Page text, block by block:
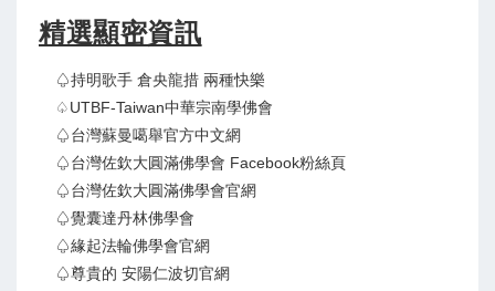
精選顯密資訊
♤持明歌手 倉央龍措 兩種快樂
♤UTBF-Taiwan中華宗南學佛會
♤台灣蘇曼噶舉官方中文網
♤台灣佐欽大圓滿佛學會 Facebook粉絲頁
♤台灣佐欽大圓滿佛學會官網
♤覺囊達丹林佛學會
♤緣起法輪佛學會官網
♤尊貴的 安陽仁波切官網